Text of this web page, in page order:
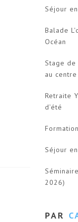
Séjour
Balade
Océan
Stage de
au
Retraite
d’été
Séjour
2026)
PAR